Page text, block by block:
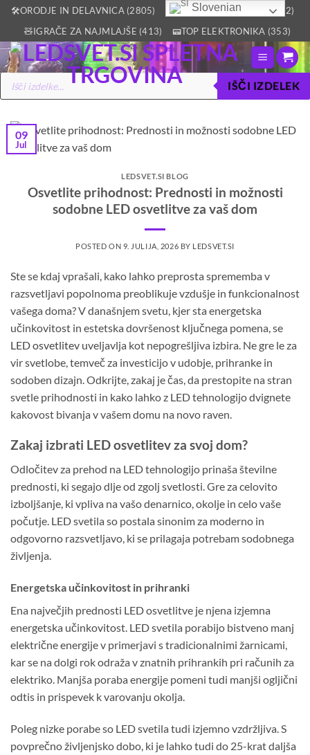
Skoči
vsebino
🛠️ORODJE IN DELAVNICA (2805)
🏡VSE ZA DOM IN VRT (2512)
🧸IGRAČE ZA NAJMLAJŠE (413)
📟TOP ELEKTRONIKA (353)
Products
search
IŠČI IZDELEK
09
Jul
LEDSVET.SI BLOG
Osvetlite prihodnost: Prednosti in možnosti
sodobne LED osvetlitve za vaš dom
POSTED ON 9. JULIJA, 2026 BY LEDSVET.SI
Ste se kdaj vprašali, kako lahko preprosta sprememba v
razsvetljavi popolnoma preoblikuje vzdušje in funkcionalnost
vašega doma? V današnjem svetu, kjer sta energetska
učinkovitost in estetska dovršenost ključnega pomena, se
LED osvetlitev uveljavlja kot nepogrešljiva izbira. Ne gre le za
vir svetlobe, temveč za investicijo v udobje, prihranke in
sodoben dizajn. Odkrijte, zakaj je čas, da prestopite na stran
svetle prihodnosti in kako lahko z LED tehnologijo dvignete
kakovost bivanja v vašem domu na novo raven.
Zakaj izbrati LED osvetlitev za svoj dom?
Odločitev za prehod na LED tehnologijo prinaša številne
prednosti, ki segajo dlje od zgolj svetlosti. Gre za celovito
izboljšanje, ki vpliva na vašo denarnico, okolje in celo vaše
počutje. LED svetila so postala sinonim za moderno in
odgovorno razsvetljavo, ki se prilagaja potrebam sodobnega
življenja.
Energetska učinkovitost in prihranki
Ena največjih prednosti LED osvetlitve je njena izjemna
energetska učinkovitost. LED svetila porabijo bistveno manj
električne energije v primerjavi s tradicionalnimi žarnicami,
kar se na dolgi rok odraža v znatnih prihrankih pri računih za
elektriko. Manjša poraba energije pomeni tudi manjši ogljični
odtis in prispevek k varovanju okolja.
Poleg nizke porabe so LED svetila tudi izjemno vzdržljiva. S
povprečno življenjsko dobo, ki je lahko tudi do 25-krat daljša
Slovenian